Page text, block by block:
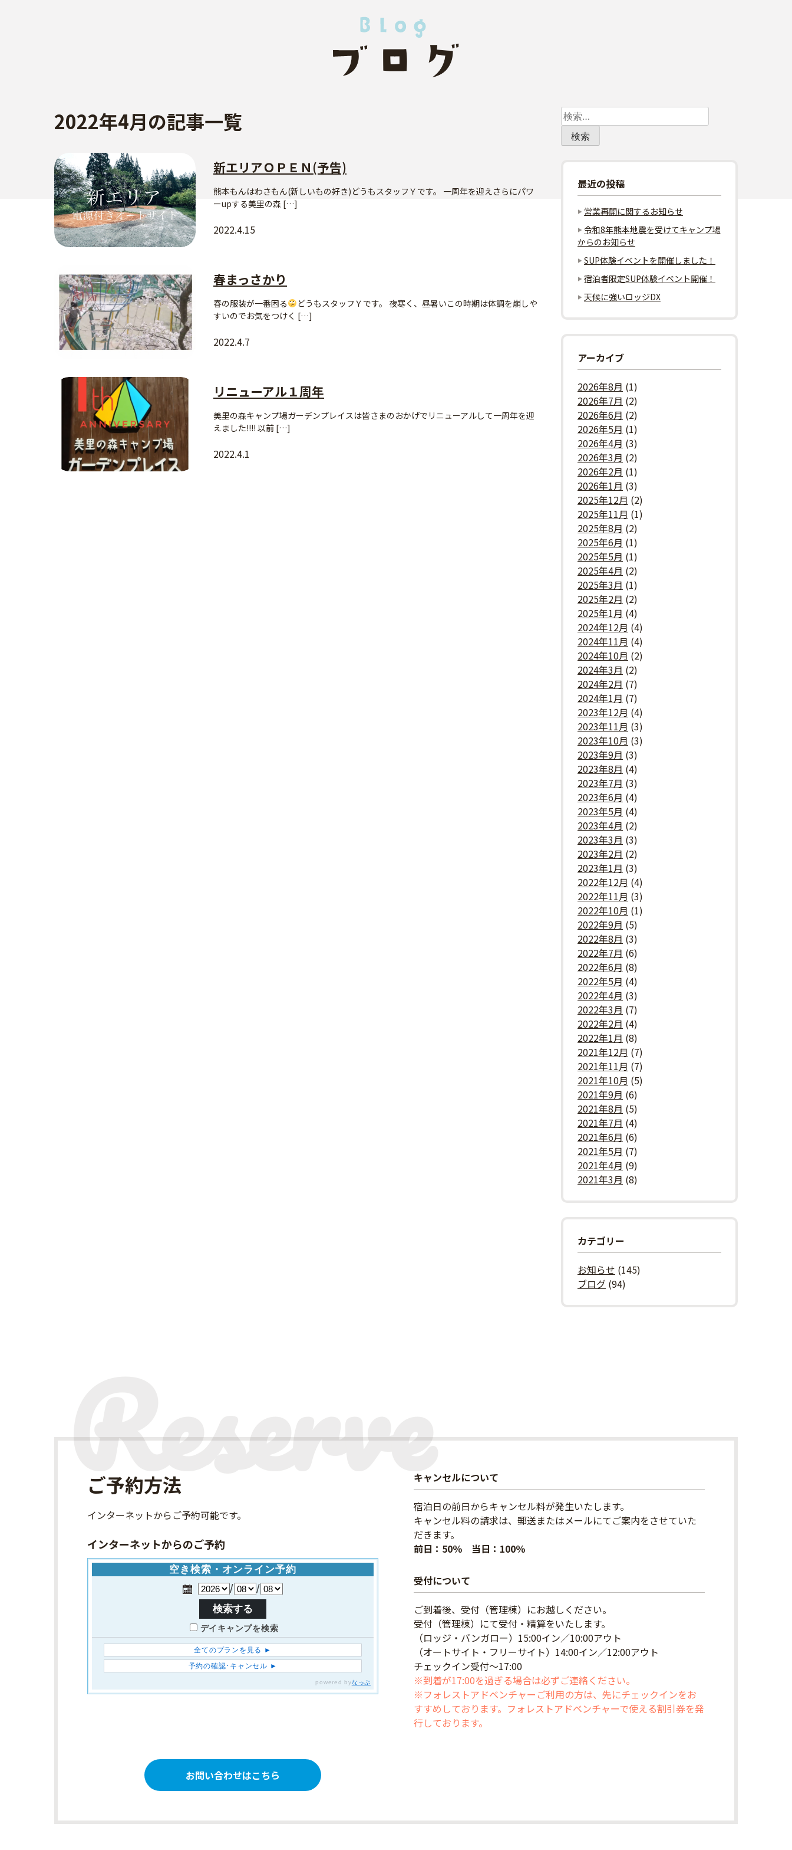
2022年4月の記事一覧
新エリアＯＰＥＮ(予告)
熊本もんはわさもん(新しいもの好き)どうもスタッフＹです。 一周年を迎えさらにパワ
ーupする美里の森 […]
2022.4.15
春まっさかり
春の服装が一番困る
どうもスタッフＹです。 夜寒く、昼暑いこの時期は体調を崩しや
すいのでお気をつけく […]
2022.4.7
リニューアル１周年
美里の森キャンプ場ガーデンプレイスは皆さまのおかげでリニューアルして一周年を迎
えました!!!! 以前 […]
2022.4.1
検
索:
最近の投稿
営業再開に関するお知らせ
令和8年熊本地震を受けてキャンプ場
からのお知らせ
SUP体験イベントを開催しました！
宿泊者限定SUP体験イベント開催！
天候に強いロッジDX
アーカイブ
2026年8月 (1)
2026年7月 (2)
2026年6月 (2)
2026年5月 (1)
2026年4月 (3)
2026年3月 (2)
2026年2月 (1)
2026年1月 (3)
2025年12月 (2)
2025年11月 (1)
2025年8月 (2)
2025年6月 (1)
2025年5月 (1)
2025年4月 (2)
2025年3月 (1)
2025年2月 (2)
2025年1月 (4)
2024年12月 (4)
2024年11月 (4)
2024年10月 (2)
2024年3月 (2)
2024年2月 (7)
2024年1月 (7)
2023年12月 (4)
2023年11月 (3)
2023年10月 (3)
2023年9月 (3)
2023年8月 (4)
2023年7月 (3)
2023年6月 (4)
2023年5月 (4)
2023年4月 (2)
2023年3月 (3)
2023年2月 (2)
2023年1月 (3)
2022年12月 (4)
2022年11月 (3)
2022年10月 (1)
2022年9月 (5)
2022年8月 (3)
2022年7月 (6)
2022年6月 (8)
2022年5月 (4)
2022年4月 (3)
2022年3月 (7)
2022年2月 (4)
2022年1月 (8)
2021年12月 (7)
2021年11月 (7)
2021年10月 (5)
2021年9月 (6)
2021年8月 (5)
2021年7月 (4)
2021年6月 (6)
2021年5月 (7)
2021年4月 (9)
2021年3月 (8)
カテゴリー
お知らせ (145)
ブログ (94)
ご予約方法
インターネットからご予約可能です。
インターネットからのご予約
お問い合わせはこちら
キャンセルについて
宿泊日の前日からキャンセル料が発生いたします。
キャンセル料の請求は、郵送またはメールにてご案内をさせていた
だきます。
前日：50％ 当日：100％
受付について
ご到着後、受付（管理棟）にお越しください。
受付（管理棟）にて受付・精算をいたします。
（ロッジ・バンガロー）15:00イン／10:00アウト
（オートサイト・フリーサイト）14:00イン／12:00アウト
チェックイン受付〜17:00
※到着が17:00を過ぎる場合は必ずご連絡ください。
※フォレストアドベンチャーご利用の方は、先にチェックインをお
すすめしております。フォレストアドベンチャーで使える割引券を発
行しております。